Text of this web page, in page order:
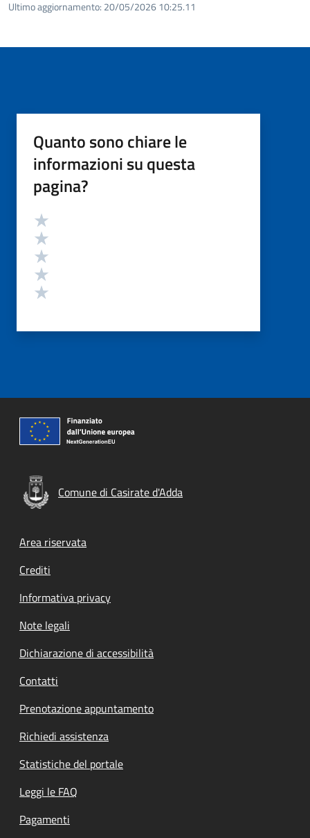
Ultimo aggiornamento: 20/05/2026 10:25.11
Quanto sono chiare le
informazioni su questa
pagina?
Valutazione
Comune di Casirate d'Adda
Footer menu
Area riservata
Crediti
Informativa privacy
Note legali
Dichiarazione di accessibilità
Contatti
Prenotazione appuntamento
Richiedi assistenza
Statistiche del portale
Leggi le FAQ
Pagamenti